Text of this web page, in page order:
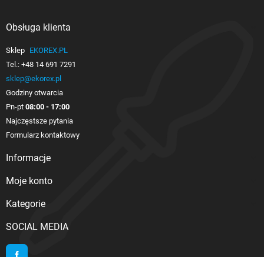
Obsługa klienta
Sklep EKOREX.PL
Tel.: +48 14 691 7291
sklep@ekorex.pl
Godziny otwarcia
Pn-pt 08:00 - 17:00
Najczęstsze pytania
Formularz kontaktowy
Informacje
Moje konto
Kategorie
SOCIAL MEDIA